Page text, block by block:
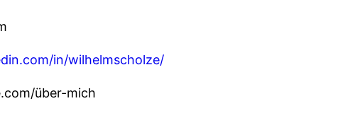
in/wilhelmscholze/
über-mich